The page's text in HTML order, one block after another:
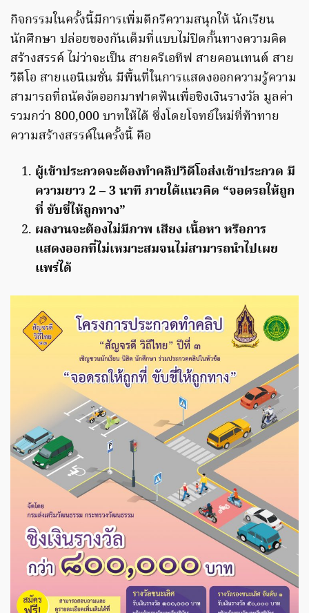
กิจกรรมในครั้งนี้มีการเพิ่มดีกรีความสนุกให้ นักเรียน
นักศึกษา ปล่อยของกันเต็มที่แบบไม่ปิดกั้นทางความคิด
สร้างสรรค์ ไม่ว่าจะเป็น สายครีเอทีฟ สายคอนเทนต์ สาย
วิดีโอ สายแอนิเมชั่น มีพื้นที่ในการแสดงออกความรู้ความ
สามารถที่ถนัดงัดออกมาฟาดฟันเพื่อชิงเงินรางวัล มูลค่า
รวมกว่า 800,000 บาทให้ได้ ซึ่งโดยโจทย์ใหม่ที่ท้าทาย
ความสร้างสรรค์ในครั้งนี้ คือ
ผู้เข้าประกวดจะต้องทำคลิปวิดีโอส่งเข้าประกวด มี
ความยาว 2 – 3 นาที ภายใต้แนวคิด “จอดรถให้ถูก
ที่ ขับขี่ให้ถูกทาง”
ผลงานจะต้องไม่มีภาพ เสียง เนื้อหา หรือการ
แสดงออกที่ไม่เหมาะสมจนไม่สามารถนำไปเผย
แพร่ได้